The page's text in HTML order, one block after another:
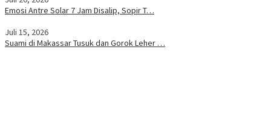
Emosi Antre Solar 7 Jam Disalip, Sopir T…
Juli 15, 2026
Suami di Makassar Tusuk dan Gorok Leher …